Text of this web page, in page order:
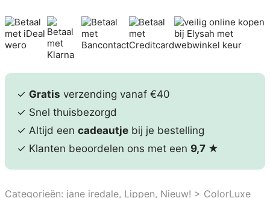
✓ Gratis verzending vanaf €40
✓ Snel thuisbezorgd
✓ Altijd een cadeautje bij je bestelling
✓ Klanten beoordelen ons met een 9,7 ★
Categorieën: jane iredale, Lippen, Nieuw! > ColorLuxe